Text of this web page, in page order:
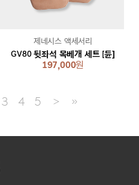
GV80 뒷좌석 목베개 세트 [듄]
197,000원
제네시스 액세서리
3 4 5 ＞ ≫